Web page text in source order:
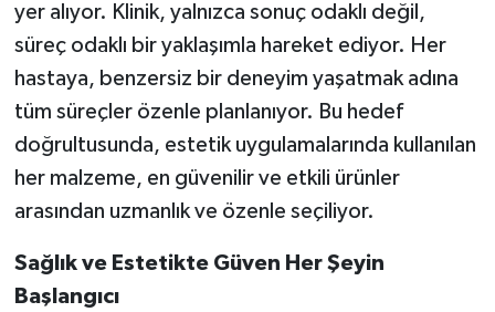
yer alıyor. Klinik, yalnızca sonuç odaklı değil,
süreç odaklı bir yaklaşımla hareket ediyor. Her
hastaya, benzersiz bir deneyim yaşatmak adına
tüm süreçler özenle planlanıyor. Bu hedef
doğrultusunda, estetik uygulamalarında kullanılan
her malzeme, en güvenilir ve etkili ürünler
arasından uzmanlık ve özenle seçiliyor.
Sağlık ve Estetikte Güven Her Şeyin
Baş langıcı